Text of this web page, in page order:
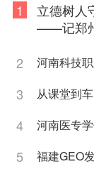
1
立德树人
——记郑
2
3
4
5